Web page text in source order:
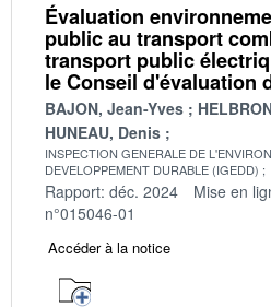
Évaluation
public au transport
transport public
le Conseil d'évaluation
BAJON, Jean-Yves
HUNEAU, Denis
INSPECTION GENERALE DE
DEVELOPPEMENT DURABLE (IGEDD)
Rapport: déc. 2024 Mise en
n°015046-01
Accéder à la notice